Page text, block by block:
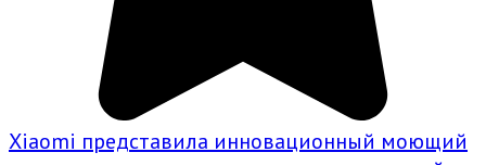
Xiaomi представила инновационный моющий